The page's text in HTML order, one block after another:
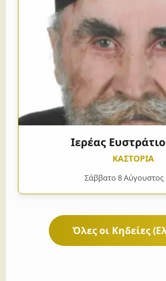
Ιερέας
ΚΑΣΤΟΡΙΑ
Σάββατο 8 Αύγουστος
Όλες οι Κηδείες